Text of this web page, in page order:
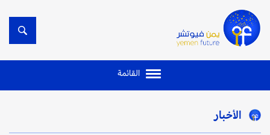
القائمة
الأخبار